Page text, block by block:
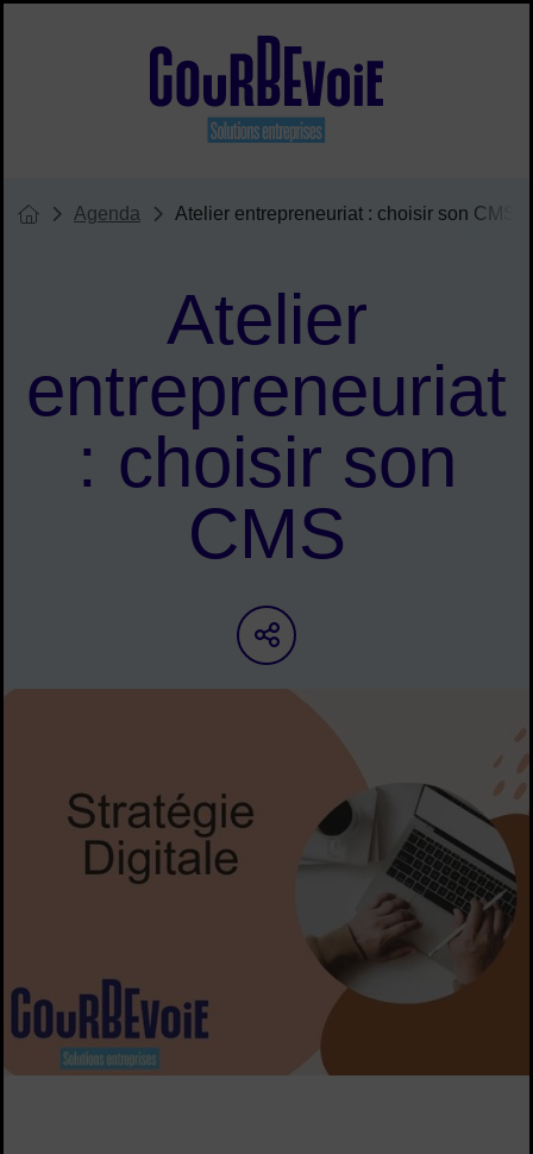
Site officiel de Courbevoie
Vous êtes ici :
Page d'accueil du site
Agenda Atelier entrepreneuriat : choisir son CMS
Atelier
entrepreneuriat
: choisir son
CMS
Partager sur les